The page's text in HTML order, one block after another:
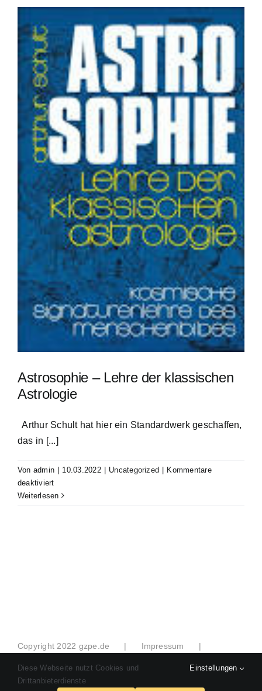
Astrosophie – Lehre der klassischen
Astrologie
Arthur Schult hat hier ein Standardwerk geschaffen,
das in [...]
Von admin | 10.03.2022 | Uncategorized | Kommentare
deaktiviertfür
Astrosophie
Weiterlesen
Copyright 2022 gzpe.de
Impressum
Webdesign & Programmierung: TNMS
Diese Webseite nutzt Cookies und
Drittanbieterdienste
Einstellungen